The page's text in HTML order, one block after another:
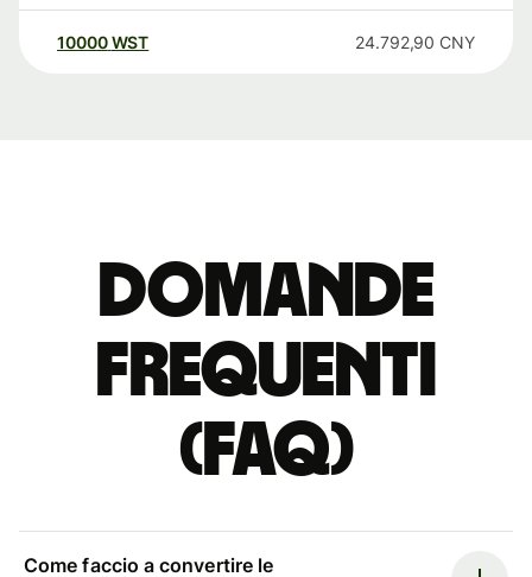
10000 WST 24.792,90 CNY
Domande
Frequenti
(FAQ)
Come faccio a convertire le